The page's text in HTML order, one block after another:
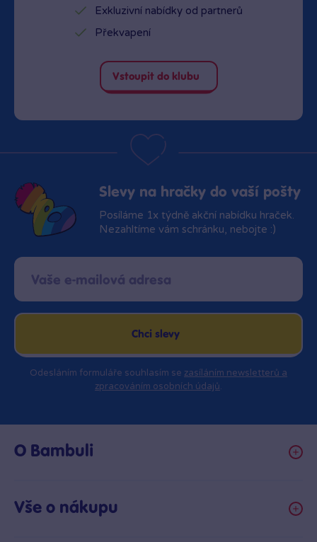
Exkluzivní nabídky od partnerů
Překvapení
Vstoupit do klubu
Slevy na hračky do vaší pošty
Posíláme 1x týdně akční nabídku hraček.
Nezahltíme vám schránku, nebojte :)
Chci slevy
Odesláním formuláře souhlasím se zasíláním newsletterů a
zpracováním osobních údajů.
O Bambuli
Prodejny Bambule
Vše o nákupu